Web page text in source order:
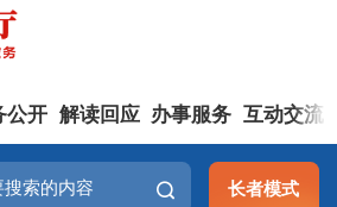
公开 解读回应 办事服务 互动交流
长者模式